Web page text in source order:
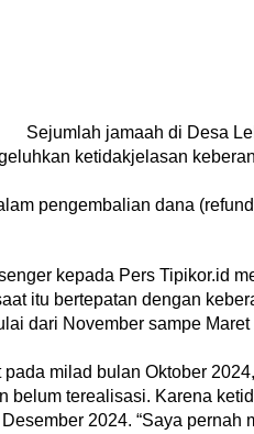
jamaah di Desa
ketidakjelasan
pengembalian dana
kepada Pers Tipikor.id
itu bertepatan dengan
dari November sampe
milad bulan Oktober
belum terealisasi. Karena
2024. “Saya pernah